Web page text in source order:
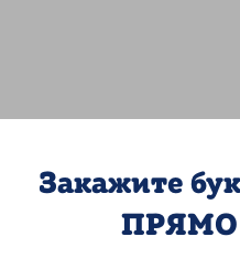
Закажите
ПРЯМО